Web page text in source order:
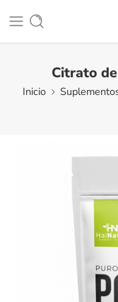
Citrato
Inicio